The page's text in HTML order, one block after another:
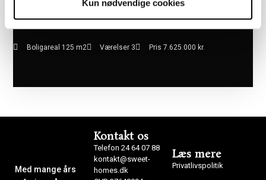
Kun nødvendige cookies
Boligareal 125 m2 Værelser 3 Pris 7.625.000 kr.
Med mange års
Kontakt os
Telefon 24 64 07 88
kontakt@sweet-
homes.dk
Læs mere
Privatlivspolitik